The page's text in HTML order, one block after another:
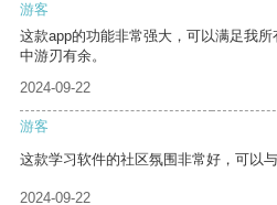
游客
这款app的功能非常强大，可以满足我
中游刃有余。
2024-09-22
游客
这款学习软件的社区氛围非常好，可以
2024-09-22